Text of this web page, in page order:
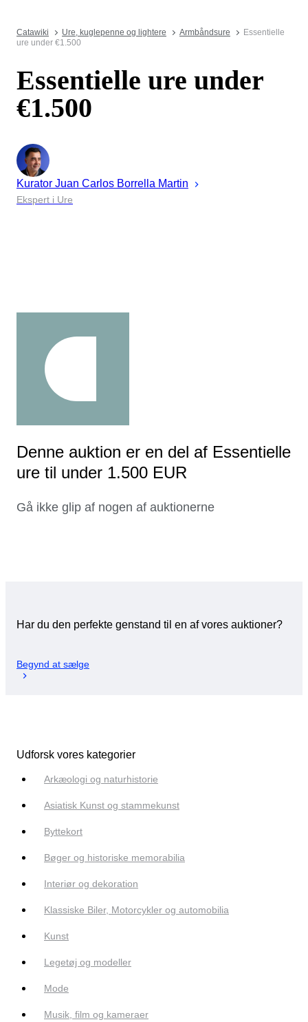
Catawiki Ure, kuglepenne og lightere Armbåndsure
Essentielle
ure under €1.500
Essentielle ure under
€1.500
Kurator Juan Carlos Borrella Martin
Ekspert i Ure
Denne auktion er en del af Essentielle
ure til under 1.500 EUR
Gå ikke glip af nogen af auktionerne
Har du den perfekte genstand til en af vores auktioner?
Begynd at sælge
Udforsk vores kategorier
Arkæologi og naturhistorie
Asiatisk Kunst og stammekunst
Byttekort
Bøger og historiske memorabilia
Interiør og dekoration
Klassiske Biler, Motorcykler og automobilia
Kunst
Legetøj og modeller
Mode
Musik, film og kameraer